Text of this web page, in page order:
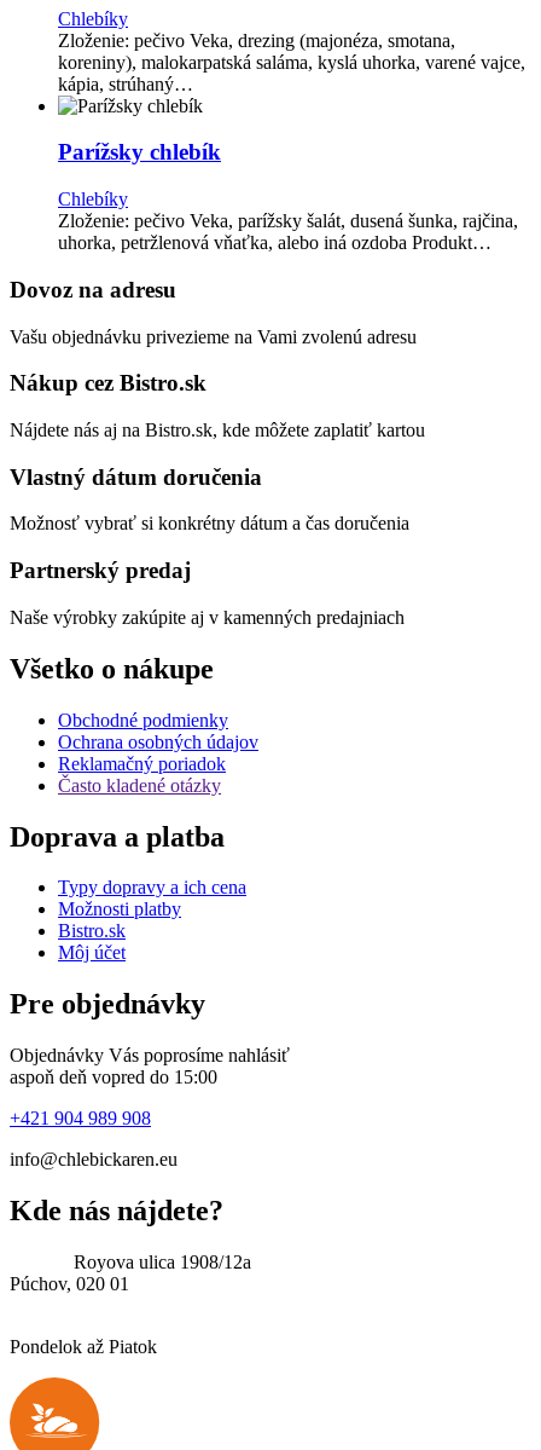
Chlebíky
Zloženie: pečivo Veka, drezing (majonéza, smotana,
koreniny), malokarpatská saláma, kyslá uhorka, varené vajce,
kápia, strúhaný…
Parížsky chlebík
Chlebíky
Zloženie: pečivo Veka, parížsky šalát, dusená šunka, rajčina,
uhorka, petržlenová vňaťka, alebo iná ozdoba Produkt…
Dovoz na adresu
Vašu objednávku privezieme na Vami zvolenú adresu
Nákup cez Bistro.sk
Nájdete nás aj na Bistro.sk, kde môžete zaplatiť kartou
Vlastný dátum doručenia
Možnosť vybrať si konkrétny dátum a čas doručenia
Partnerský predaj
Naše výrobky zakúpite aj v kamenných predajniach
Všetko o nákupe
Obchodné podmienky
Ochrana osobných údajov
Reklamačný poriadok
Často kladené otázky
Doprava a platba
Typy dopravy a ich cena
Možnosti platby
Bistro.sk
Môj účet
Pre objednávky
Objednávky Vás poprosíme nahlásiť
aspoň deň vopred do 15:00
+421 904 989 908
info@chlebickaren.eu
Kde nás nájdete?
Royova ulica 1908/12a
Púchov, 020 01
Pondelok až Piatok